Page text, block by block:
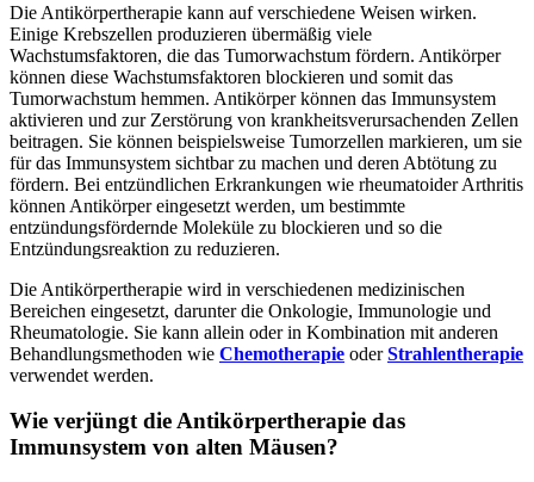
Die Antikörpertherapie kann auf verschiedene Weisen wirken.
Einige Krebszellen produzieren übermäßig viele
Wachstumsfaktoren, die das Tumorwachstum fördern. Antikörper
können diese Wachstumsfaktoren blockieren und somit das
Tumorwachstum hemmen. Antikörper können das Immunsystem
aktivieren und zur Zerstörung von krankheitsverursachenden Zellen
beitragen. Sie können beispielsweise Tumorzellen markieren, um sie
für das Immunsystem sichtbar zu machen und deren Abtötung zu
fördern. Bei entzündlichen Erkrankungen wie rheumatoider Arthritis
können Antikörper eingesetzt werden, um bestimmte
entzündungsfördernde Moleküle zu blockieren und so die
Entzündungsreaktion zu reduzieren.
Die Antikörpertherapie wird in verschiedenen medizinischen
Bereichen eingesetzt, darunter die Onkologie, Immunologie und
Rheumatologie. Sie kann allein oder in Kombination mit anderen
Behandlungsmethoden wie Chemotherapie oderStrahlentherapie
verwendet werden.
Wie verjüngt die Antikörpertherapie das
Immunsystem von alten Mäusen?